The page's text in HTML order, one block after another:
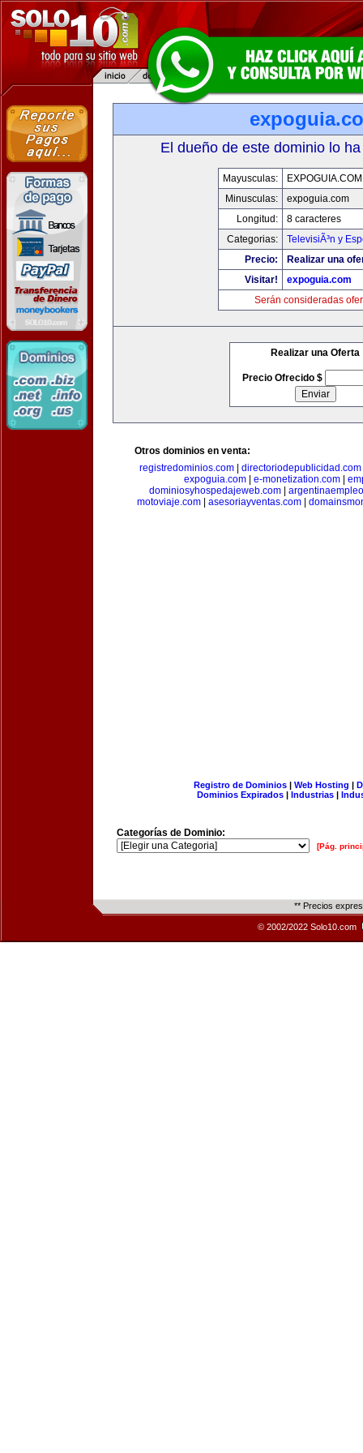
El dueño de este dominio lo
Mayusculas:
EXPOGUIA.COM
Minusculas:
expoguia.com
Longitud:
8 caracteres
Categorias:
TelevisiÃ³n y
Precio:
Realizar una
Visitar!
expoguia.com
Serán consideradas
Realizar una Oferta
Precio Ofrecido $
Otros dominios en venta:
registredominios.com| directoriodepublicidad.com
expoguia.com| e-monetization.com|
dominiosyhospedajeweb.com
motoviaje.com
asesoriayventas.com
Registro de Dominios| Web Hosting |
Dominios Expirados | Industrias |
Categorías de Dominio:
[Pág.
** Precios
© 2002/2022 Solo10.com